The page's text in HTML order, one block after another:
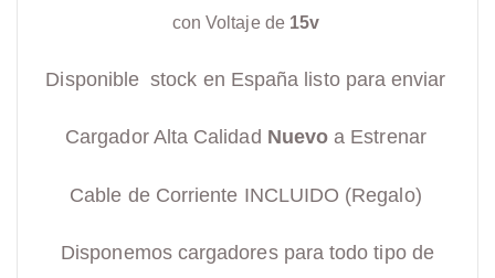
con Voltaje de 15v
Disponible stock en España listo para enviar
Cargador Alta Calidad Nuevo a Estrenar
Cable de Corriente INCLUIDO (Regalo)
Disponemos cargadores para todo tipo de